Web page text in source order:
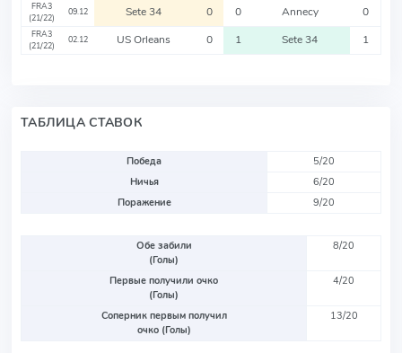
FRA3
(21/22)
09.12 Sete 34 0 0 Annecy 0
FRA3
(21/22)
02.12 US Orleans 0 1 Sete 34 1
ТАБЛИЦА СТАВОК
Победа
5/20
Ничья
6/20
Поражение
9/20
Обе забили
(Голы)
8/20
Первые получили очко
(Голы)
4/20
Соперник первым получил
очко (Голы)
13/20